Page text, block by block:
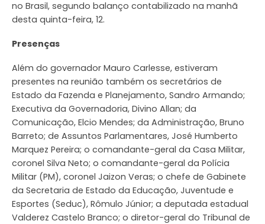
no Brasil, segundo balanço contabilizado na manhã
desta quinta-feira, 12.
Presenças
Além do governador Mauro Carlesse, estiveram
presentes na reunião também os secretários de
Estado da Fazenda e Planejamento, Sandro Armando;
Executiva da Governadoria, Divino Allan; da
Comunicação, Elcio Mendes; da Administração, Bruno
Barreto; de Assuntos Parlamentares, José Humberto
Marquez Pereira; o comandante-geral da Casa Militar,
coronel Silva Neto; o comandante-geral da Polícia
Militar (PM), coronel Jaizon Veras; o chefe de Gabinete
da Secretaria de Estado da Educação, Juventude e
Esportes (Seduc), Rômulo Júnior; a deputada estadual
Valderez Castelo Branco; o diretor-geral do Tribunal de